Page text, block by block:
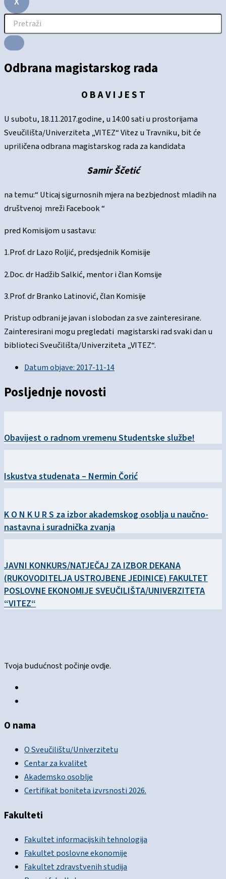
Odbrana magistarskog rada
O B A V I J E S T
U subotu, 18.11.2017.godine, u 14:00 sati u prostorijama
Sveučilišta/Univerziteta „VITEZ“ Vitez u Travniku, bit će
upriličena odbrana magistarskog rada za kandidata
Samir Ščetić
na temu:“ Uticaj sigurnosnih mjera na bezbjednost mladih na
društvenoj mreži Facebook “
pred Komisijom u sastavu:
1.Prof. dr Lazo Roljić, predsjednik Komisije
2.Doc. dr Hadžib Salkić, mentor i član Komsije
3.Prof. dr Branko Latinović, član Komisije
Pristup odbrani je javan i slobodan za sve zainteresirane.
Zainteresirani mogu pregledati magistarski rad svaki dan u
biblioteci Sveučilišta/Univerziteta „VITEZ“.
Datum objave:2017-11-14
Posljednje novosti
Obavijest o radnom vremenu Studentske službe!
Iskustva studenata – Nermin Čorić
K O N K U R S za izbor akademskog osoblja u naučno-
nastavna i suradnička zvanja
JAVNI KONKURS/NATJEČAJ ZA IZBOR DEKANA
(RUKOVODITELJA USTROJBENE JEDINICE) FAKULTET
POSLOVNE EKONOMIJE SVEUČILIŠTA/UNIVERZITETA
“VITEZ“
Tvoja budućnost počinje ovdje.
O nama
O Sveučilištu/Univerzitetu
Centar za kvalitet
Akademsko osoblje
Certifikat boniteta izvrsnosti 2026.
Fakulteti
Fakultet informacijskih tehnologija
Fakultet poslovne ekonomije
Fakultet zdravstvenih studija